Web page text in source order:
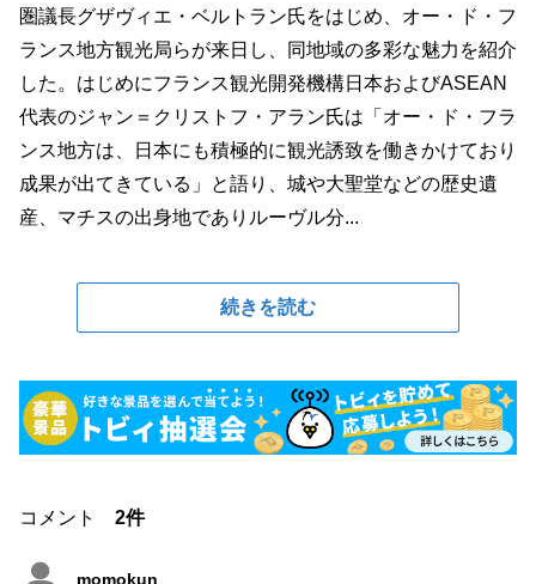
圏議長グザヴィエ・ベルトラン氏をはじめ、オー・ド・フ
ランス地方観光局らが来日し、同地域の多彩な魅力を紹介
した。はじめにフランス観光開発機構日本およびASEAN
代表のジャン＝クリストフ・アラン氏は「オー・ド・フラ
ンス地方は、日本にも積極的に観光誘致を働きかけており
成果が出てきている」と語り、城や大聖堂などの歴史遺
産、マチスの出身地でありルーヴル分...
続きを読む
コメント 2件
momokun